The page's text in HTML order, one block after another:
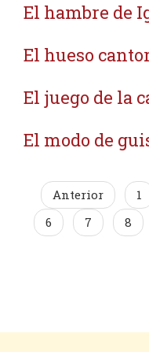
El hambre de
El hueso
El juego de la
El modo de
Anterior 1
6
7 8